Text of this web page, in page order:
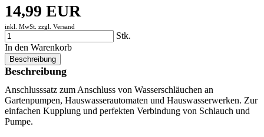
14,99 EUR
inkl. MwSt. zzgl. Versand
Stk.
In den Warenkorb
Beschreibung
Beschreibung
Anschlusssatz zum Anschluss von Wasserschläuchen an
Gartenpumpen, Hauswasserautomaten und Hauswasserwerken. Zur
einfachen Kupplung und perfekten Verbindung von Schlauch und
Pumpe.